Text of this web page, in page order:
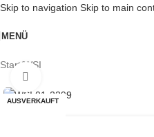
Skip to navigation Skip to main
MENÜ
Start/WSI
AUSVERKAUFT